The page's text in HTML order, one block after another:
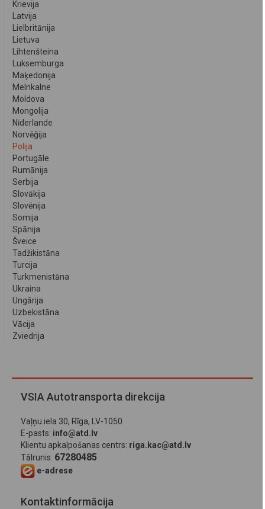
Krievija
Latvija
Lielbritānija
Lietuva
Lihtenšteina
Luksemburga
Maķedonija
Melnkalne
Moldova
Mongolija
Nīderlande
Norvēģija
Polija
Portugāle
Rumānija
Serbija
Slovākija
Slovēnija
Somija
Spānija
Šveice
Tadžikistāna
Turcija
Turkmenistāna
Ukraina
Ungārija
Uzbekistāna
Vācija
Zviedrija
VSIA Autotransporta direkcija
Vaļņu iela 30, Rīga, LV-1050
E-pasts: info@atd.lv
Klientu apkalpošanas centrs: riga.kac@atd.lv
Tālrunis: 67280485
e-adrese
Kontaktinformācija